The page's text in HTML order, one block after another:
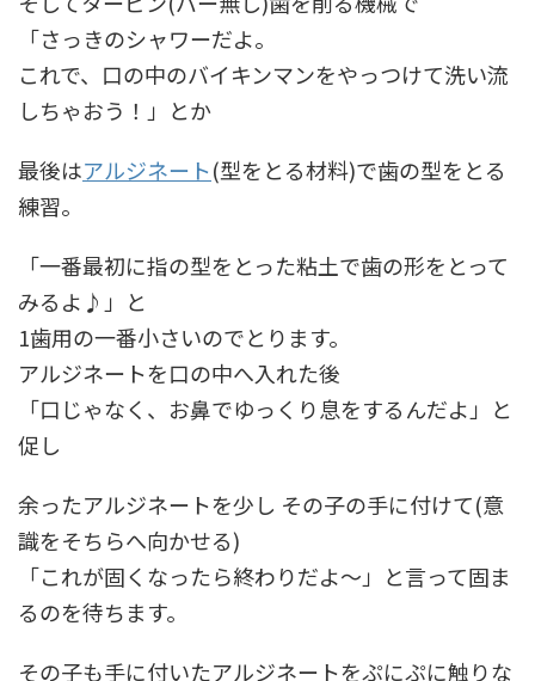
「さっきのシャワーだよ。
これで、口の中のバイキンマンをやっつけて洗い流
しちゃおう！」とか
最後はアルジネート(型をとる材料)で歯の型をとる
練習。
「一番最初に指の型をとった粘土で歯の形をとって
みるよ♪」と
1歯用の一番小さいのでとります。
アルジネートを口の中へ入れた後
「口じゃなく、お鼻でゆっくり息をするんだよ」と
促し
余ったアルジネートを少し その子の手に付けて(意
識をそちらへ向かせる)
「これが固くなったら終わりだよ～」と言って固ま
るのを待ちます。
その子も手に付いたアルジネートをぷにぷに触りな